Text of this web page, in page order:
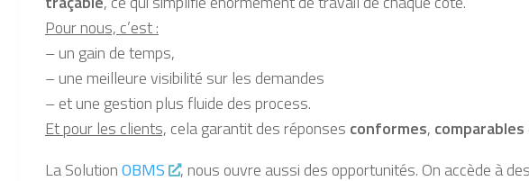
Pour nous, c’est :
– un gain de temps,
– une meilleure visibilité sur les demandes
– et une gestion plus fluide des process.
Et pour les clients, cela garantit des réponses conformes, comparables
La SolutionOBMS , nous ouvre aussi des opportunités. On accède à